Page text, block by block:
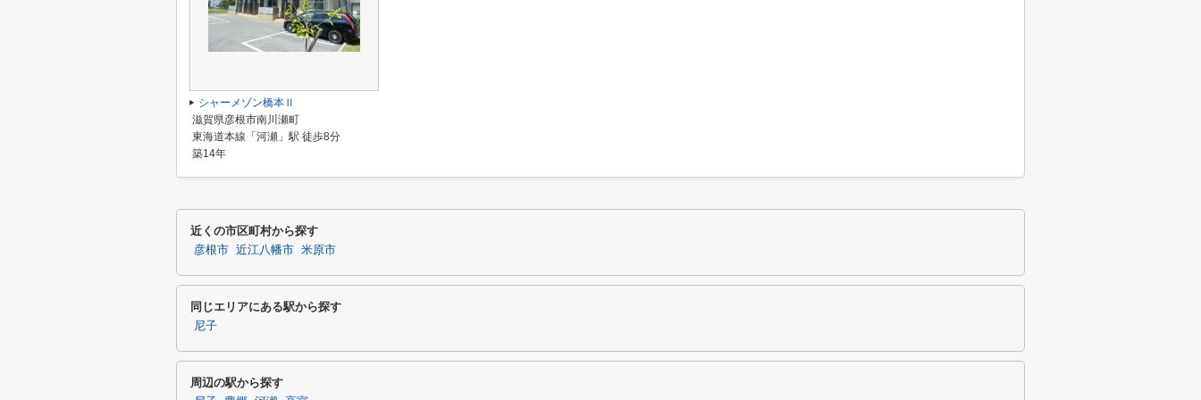
シャーメゾン橋本Ⅱ
滋賀県彦根市南川瀬町
東海道本線「河瀬」駅 徒歩8分
築14年
近くの市区町村から探す
彦根市 近江八幡市 米原市
同じエリアにある駅から探す
尼子
周辺の駅から探す